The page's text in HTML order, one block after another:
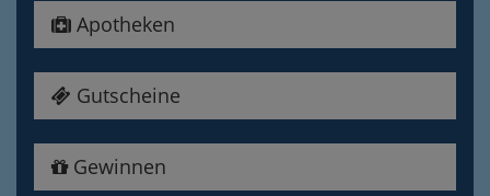
Apotheken
Gutscheine
Gewinnen